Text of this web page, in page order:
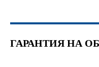
ГАРАНТИЯ НА